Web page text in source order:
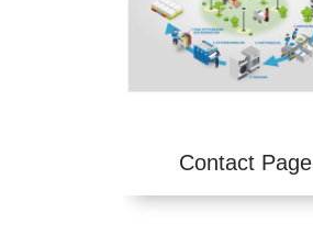
Contact Page